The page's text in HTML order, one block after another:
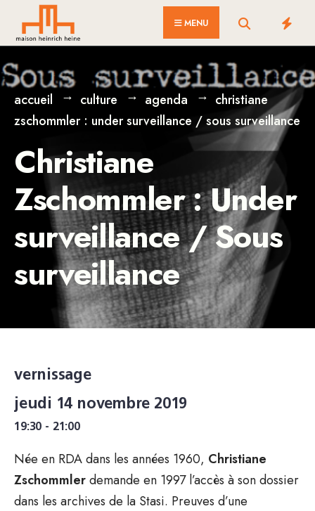
MENU
accueil culture agenda
christiane
zschommler : under surveillance / sous surveillance
Christiane
Zschommler : Under
surveillance / Sous
surveillance
vernissage
jeudi 14 novembre 2019
19:30 - 21:00
Née en RDA dans les années 1960, Christiane
Zschommlerdemande en 1997 l’accès à son dossier
dans les archives de la Stasi. Preuves d’une